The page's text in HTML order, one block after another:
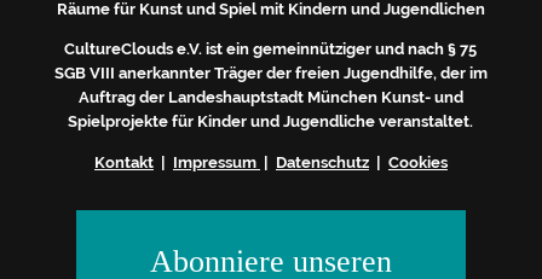
Räume für Kunst und Spiel mit Kindern und Jugendlichen
CultureClouds e.V. ist ein gemeinnütziger und nach § 75
SGB VIII anerkannter Träger der freien Jugendhilfe, der im
Auftrag der Landeshauptstadt München Kunst- und
Spielprojekte für Kinder und Jugendliche veranstaltet.
Kontakt| Impressum | Datenschutz| Cookies
Abonniere unseren